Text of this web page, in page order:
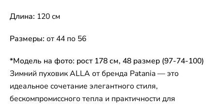
Длина: 120 см
Размеры: от 44 по 56
*Модель на фото: рост 178 см, 48 размер (97-74-100)
Зимний пуховик ALLA от бренда Patania — это
идеальное сочетание элегантного стиля,
бескомпромиссного тепла и практичности для